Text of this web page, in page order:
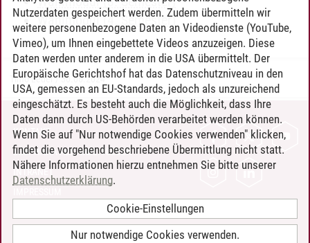
Wahlmodul (4. Semester)
Timo Leder/30.06.2024
KONTAKT
LEUPHANA ALS ARBEITGEBER
INTRANET
BARRIEREFREIHEIT
Nutzerdaten gespeichert werden. Zudem übermitteln wir
weitere personenbezogene Daten an Videodienste (YouTube,
Vimeo), um Ihnen eingebettete Videos anzuzeigen. Diese
Daten werden unter anderem in die USA übermittelt. Der
Europäische Gerichtshof hat das Datenschutzniveau in den
USA, gemessen an EU-Standards, jedoch als unzureichend
eingeschätzt. Es besteht auch die Möglichkeit, dass Ihre
Daten dann durch US-Behörden verarbeitet werden können.
Wenn Sie auf "Nur notwendige Cookies verwenden" klicken,
findet die vorgehend beschriebene Übermittlung nicht statt.
Nähere Informationen hierzu entnehmen Sie bitte unserer
Datenschutzerklärung.
Cookie-Einstellungen
Nur notwendige Cookies verwenden.